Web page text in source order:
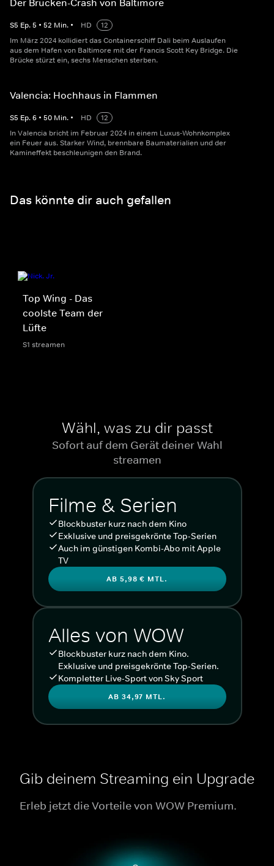
Der Brücken-Crash von Baltimore
S5 Ep.5 • 52 Min. • HD
12
Im März 2024 kollidiert das Containerschiff Dali beim Auslaufen
aus dem Hafen von Baltimore mit der Francis Scott Key Bridge. Die
Brücke stürzt ein, sechs Menschen sterben.
Valencia: Hochhaus in Flammen
S5 Ep.6 • 50 Min. • HD
12
In Valencia bricht im Februar 2024 in einem Luxus-Wohnkomplex
ein Feuer aus. Starker Wind, brennbare Baumaterialien und der
Kamineffekt beschleunigen den Brand.
Das könnte dir auch gefallen
Top Wing - Das
coolste Team der
Lüfte
S1 streamen
Wähl, was zu dir passt
Sofort auf dem Gerät deiner Wahl
streamen
Filme & Serien
Blockbuster kurz nach dem Kino
Exklusive und preisgekrönte Top-Serien
Auch im günstigen Kombi-Abo mit Apple
TV
AB 5,98 € MTL.
Alles von WOW
Blockbuster kurz nach dem Kino.
Exklusive und preisgekrönte Top-Serien.
Kompletter Live-Sport von Sky Sport
AB 34,97 MTL.
Gib deinem Streaming ein Upgrade
Erleb jetzt die Vorteile von WOW Premium.